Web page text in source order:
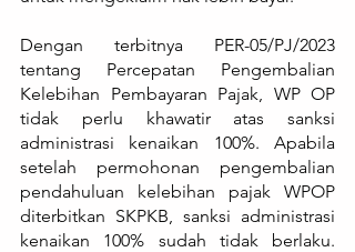
Dengan terbitnya PER-05/PJ/2023
tentang Percepatan Pengembalian
Kelebihan Pembayaran Pajak, WP OP
tidak perlu khawatir atas sanksi
administrasi kenaikan 100%. Apabila
setelah permohonan pengembalian
pendahuluan kelebihan pajak WPOP
diterbitkan SKPKB, sanksi administrasi
kenaikan 100% sudah tidak berlaku.